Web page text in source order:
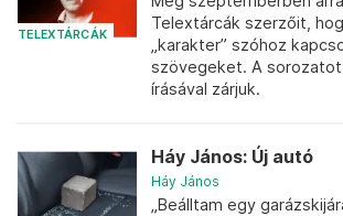
TELEXTÁRCÁK
Telextárcák szerzőit,
„karakter” szóhoz
szövegeket. A sorozatot
írásával zárjuk.
Háy János: Új autó
Háy János
„Beálltam egy